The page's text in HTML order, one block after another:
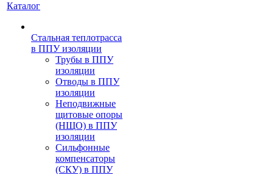
Каталог
Стальная теплотрасса
в ППУ изоляции
Трубы в ППУ
изоляции
Отводы в ППУ
изоляции
Неподвижные
щитовые опоры
(НЩО) в ППУ
изоляции
Cильфонные
компенсаторы
(СКУ) в ППУ